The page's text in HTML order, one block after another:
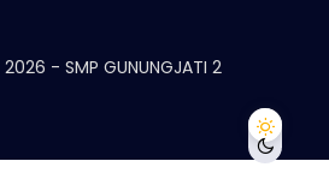
2026 - SMP GUNUNGJATI 2